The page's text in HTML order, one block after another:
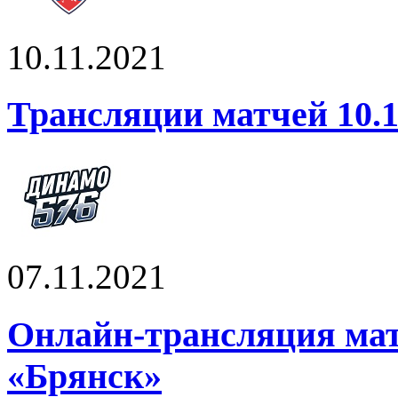
10.11.2021
Трансляции матчей
07.11.2021
Онлайн-трансляция
«Брянск»